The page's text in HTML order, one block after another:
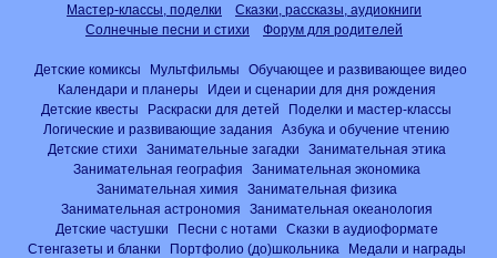
Мастер-классы, поделки
Сказки, рассказы, аудиокниги
Солнечные песни и стихи
Форум для родителей
Детские комиксы Мультфильмы
Обучающее и развивающее видео
Календари и планеры
Идеи и сценарии для дня рождения
Детские квесты
Раскраски для детей
Поделки и мастер-классы
Логические и развивающие задания
Азбука и обучение чтению
Детские стихи
Занимательные загадки
Занимательная этика
Занимательная география
Занимательная экономика
Занимательная химия
Занимательная физика
Занимательная астрономия
Занимательная океанология
Детские частушки
Песни с нотами
Сказки в аудиоформате
Стенгазеты и бланки
Портфолио (до)школьника
Медали и награды